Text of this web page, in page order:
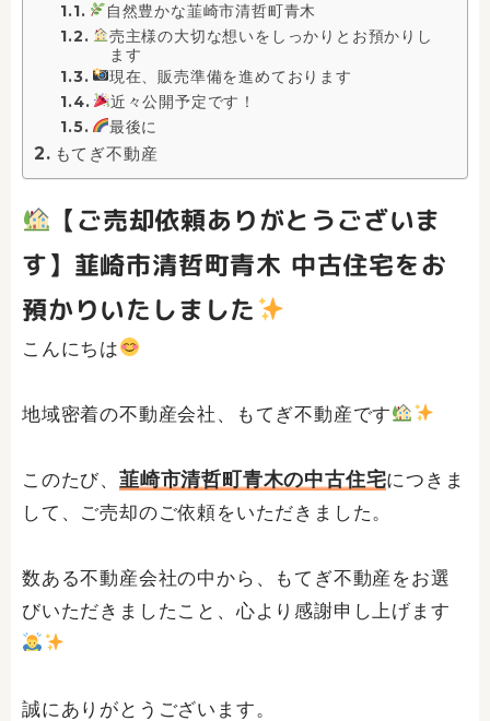
自然豊かな韮崎市清哲町青木
売主様の大切な想いをしっかりとお預かりし
ます
現在、販売準備を進めております
近々公開予定です！
最後に
もてぎ不動産
【ご売却依頼ありがとうございま
す】韮崎市清哲町青木 中古住宅をお
預かりいたしました
こんにちは
地域密着の不動産会社、もてぎ不動産です
このたび、 韮崎市清哲町青木の中古住宅につきま
して、ご売却のご依頼をいただきました。
数ある不動産会社の中から、もてぎ不動産をお選
びいただきましたこと、心より感謝申し上げます
誠にありがとうございます。